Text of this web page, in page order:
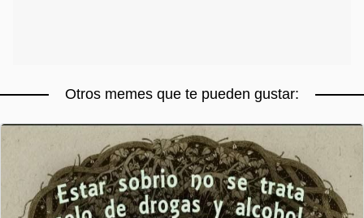
Otros memes que te pueden gustar: